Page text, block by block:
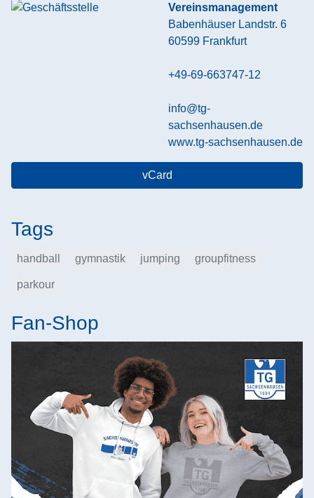
Vereinsmanagement
Babenhäuser Landstr. 6
60599 Frankfurt
+49-69-663747-12
info@tg-
sachsenhausen.de
www.tg-sachsenhausen.de
vCard
Tags
handball gymnastik jumping groupfitness
parkour
Fan-Shop